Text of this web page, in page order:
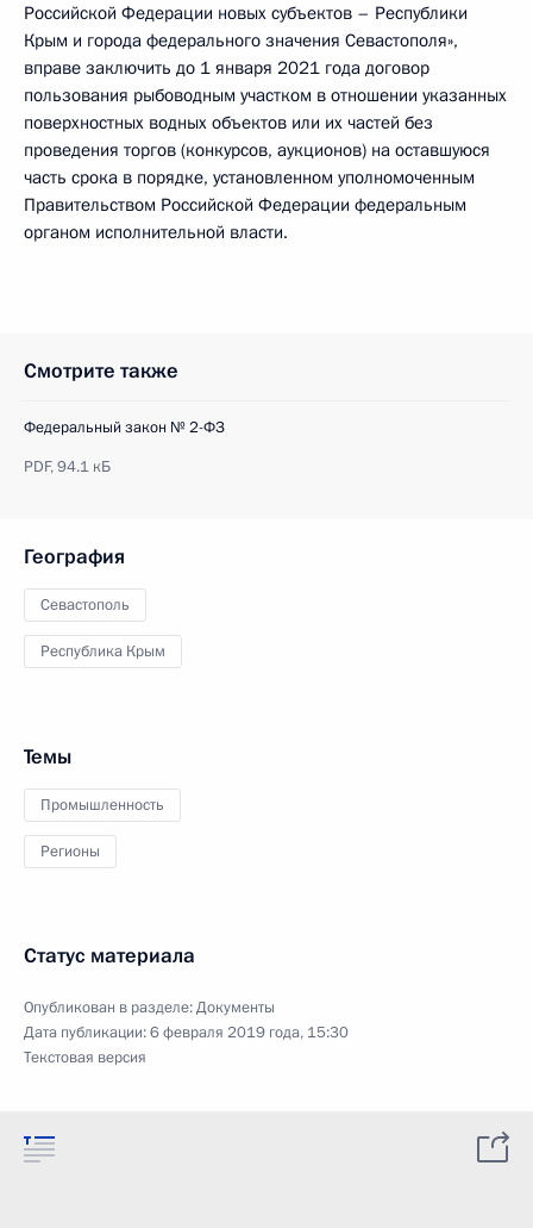
Российской Федерации новых субъектов – Республики
Крым и города федерального значения Севастополя»,
вправе заключить до 1 января 2021 года договор
пользования рыбоводным участком в отношении указанных
поверхностных водных объектов или их частей без
проведения торгов (конкурсов, аукционов) на оставшуюся
часть срока в порядке, установленном уполномоченным
Правительством Российской Федерации федеральным
органом исполнительной власти.
Смотрите также
Федеральный закон № 2-ФЗ
PDF,94.1 кБ
География
Севастополь
Республика Крым
Темы
Промышленность
Регионы
Статус материала
Опубликован в разделе:Документы
Дата публикации:6 февраля 2019 года, 15:30
Текстовая версия